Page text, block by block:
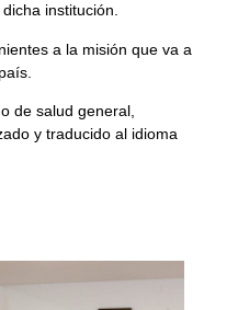
institución.
a la misión que va a
de salud general,
y traducido al idioma